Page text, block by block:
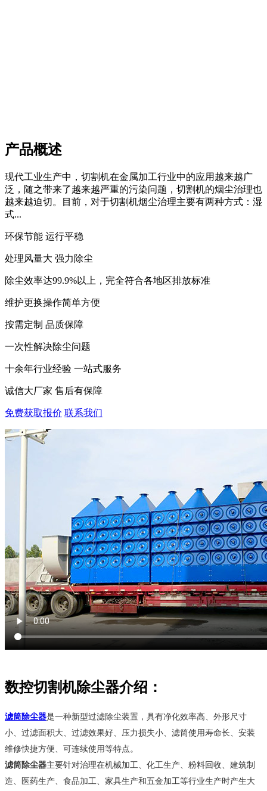
产品概述
现代工业生产中，切割机在金属加工行业中的应用越来越广
泛，随之带来了越来越严重的污染问题，切割机的烟尘治理也
越来越迫切。目前，对于切割机烟尘治理主要有两种方式：湿
式...
环保节能 运行平稳
处理风量大 强力除尘
除尘效率达99.9%以上，完全符合各地区排放标准
维护更换操作简单方便
按需定制 品质保障
一次性解决除尘问题
十余年行业经验 一站式服务
诚信大厂家 售后有保障
免费获取报价 联系我们
数控切割机除尘器介绍：
滤筒除尘器是一种新型过滤除尘装置，具有净化效率高、外形尺寸
小、过滤面积大、过滤效果好、压力损失小、滤筒使用寿命长、安装
维修快捷方便、可连续使用等特点。
滤筒除尘器主要针对治理在机械加工、化工生产、粉料回收、建筑制
造、医药生产、食品加工、家具生产和五金加工等行业生产时产生大